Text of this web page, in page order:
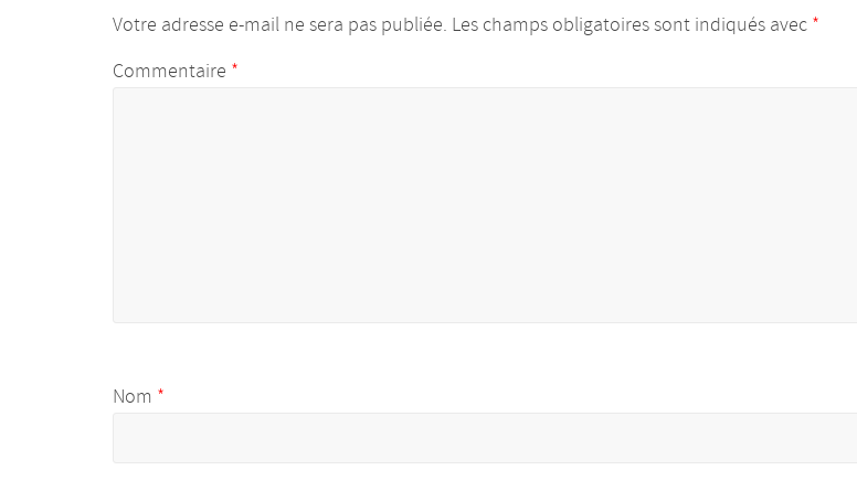
Votre adresse e-mail ne sera pas publiée. Les champs obligatoires sont indiqués avec *
Commentaire *
Nom *